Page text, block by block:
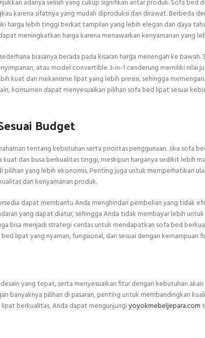
adanya selisih yang cukup signifikan antar produk. Sofa bed
karena sifatnya yang mudah diproduksi dan dirawat. Berbeda
harga lebih tinggi berkat tampilan yang lebih elegan dan daya
meningkatkan harga karena menawarkan kenyamanan yang
biasanya berada pada kisaran harga menengah ke bawah.
atau model convertible 3-in-1 cenderung memiliki nilai
kuat dan mekanisme lipat yang lebih presisi, sehingga
konsumen dapat menyesuaikan pilihan sofa bed lipat sesuai
Budget
tentang kebutuhan serta prioritas penggunaan. Jika sofa
dan busa berkualitas tinggi, meskipun harganya sedikit lebih
yang lebih ekonomis. Penting juga untuk memperhatikan
dan kenyamanan produk.
dapat membantu Anda menghindari pembelian yang tidak
yang dapat diatur, sehingga Anda tidak membayar lebih
bisa menjadi strategi cerdas untuk mendapatkan sofa bed
lipat yang nyaman, fungsional, dan sesuai dengan kemampuan
yang tepat, serta menyesuaikan fitur dengan kebutuhan
banyaknya pilihan di pasaran, penting untuk membandingkan
berkualitas, Anda dapat mengunjungiyoyokmebeljepara.com